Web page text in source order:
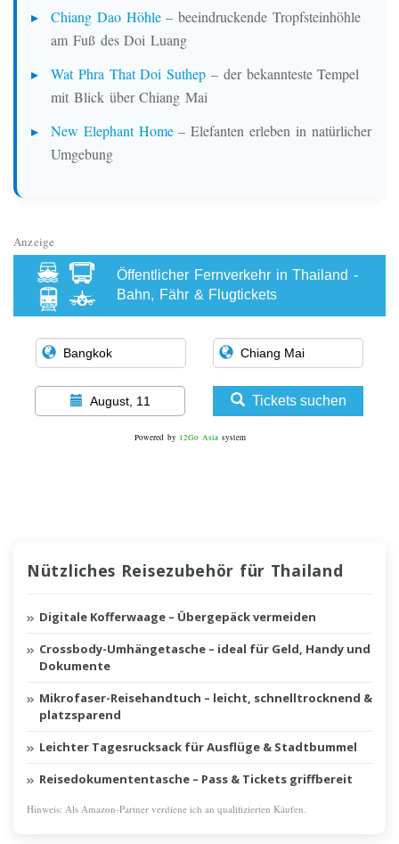
Chiang Dao Höhle– beeindruckende Tropfsteinhöhle
am Fuß des Doi Luang
Wat Phra That Doi Suthep – der bekannteste Tempel
mit Blick über Chiang Mai
New Elephant Home– Elefanten erleben in natürlicher
Umgebung
Anzeige
Öffentlicher Fernverkehr in Thailand -
Bahn, Fähr & Flugtickets
August, 11 Tickets suchen
Powered by 12Go Asia system
Nützliches Reisezubehör für Thailand
Digitale Kofferwaage – Übergepäck vermeiden
Crossbody-Umhängetasche – ideal für Geld, Handy und
Dokumente
Mikrofaser-Reisehandtuch – leicht, schnelltrocknend &
platzsparend
Leichter Tagesrucksack für Ausflüge & Stadtbummel
Reisedokumententasche – Pass & Tickets griffbereit
Hinweis: Als Amazon-Partner verdiene ich an qualifizierten Käufen.